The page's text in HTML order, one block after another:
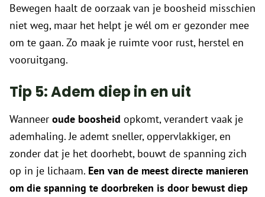
Bewegen haalt de oorzaak van je boosheid misschien
niet weg, maar het helpt je wél om er gezonder mee
om te gaan. Zo maak je ruimte voor rust, herstel en
vooruitgang.
Tip 5: Adem diep in en uit
Wanneer oude boosheid opkomt, verandert vaak je
ademhaling. Je ademt sneller, oppervlakkiger, en
zonder dat je het doorhebt, bouwt de spanning zich
op in je lichaam. Een van de meest directe manieren
om die spanning te doorbreken is door bewust diep